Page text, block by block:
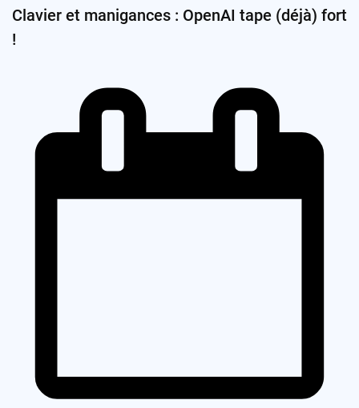
Clavier et manigances : OpenAI tape (déjà) fort
!